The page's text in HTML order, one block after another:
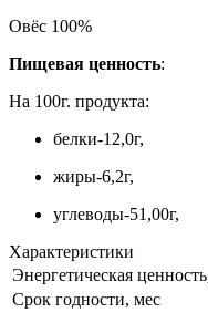
Овёс 100%
Пищевая ценность:
На 100г. продукта:
белки-12,0г,
жиры-6,2г,
углеводы-51,00г,
Характеристики
Энергетическая
Срок годности, мес